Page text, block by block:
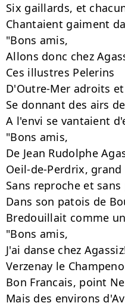
Six gaillards, et
Chantaient gaiment
"Bons amis,
Allons donc chez
Ces illustres Pelerins
D'Outre-Mer adroits
Se donnant des airs
A l'envi se vantaient
"Bons amis,
De Jean Rudolphe
Oeil-de-Perdrix, grand
Sans reproche et sans
Dans son patois de
Bredouillait comme
"Bons amis,
J'ai danse chez
Verzenay le
Bon Francais, point
Mais des environs